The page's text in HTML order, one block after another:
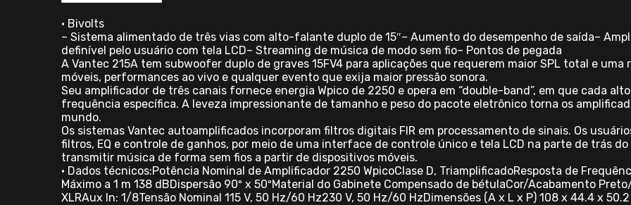
• Bivolts
– Sistema alimentado de três vias com alto-falante duplo de 15″– Aumento do desempenho de saída–
definível pelo usuário com tela LCD– Streaming de música de modo sem fio– Pontos de pegada
A Vantec 215A tem subwoofer duplo de graves 15FV4 para aplicações que requerem maior SPL total e
móveis, performances ao vivo e qualquer evento que exija maior pressão sonora.
Seu amplificador de três canais fornece energia Wpico de 2250 e opera em “double-band”, em que cada
frequência específica. A leveza impressionante de tamanho e peso do pacote eletrônico torna os
mundo.
Os sistemas Vantec autoamplificados incorporam filtros digitais FIR em processamento de sinais. Os
filtros, EQ e controle de ganhos, por meio de uma interface de controle único e tela LCD na parte de trás
transmitir música de forma sem fios a partir de dispositivos móveis.
• Dados técnicos:Potência Nominal de Amplificador 2250 WpicoClase D, TriamplificadoResposta de
Máximo a 1 m 138 dBDispersão 90º x 50ºMaterial do Gabinete Compensado de bétulaCor/Acabamento
XLRAux In: 1/8Tensão Nominal 115 V, 50 Hz/60 Hz230 V, 50 Hz/60 HzDimensões (A x L x P) 108 x 44.4 x